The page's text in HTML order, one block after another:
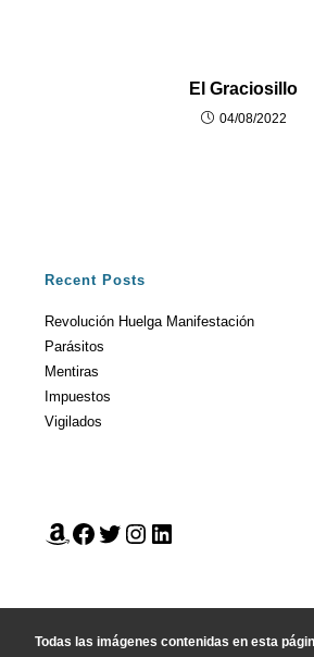
El Graciosillo
04/08/2022
Recent Posts
Revolución Huelga Manifestación
Parásitos
Mentiras
Impuestos
Vigilados
Todas las imágenes contenidas en esta